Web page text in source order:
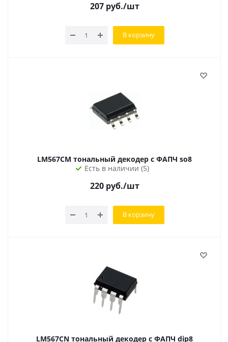
207руб./шт
В корзину
LM567CM тональный декодер с ФАПЧ so8
Есть в наличии (5)
220руб./шт
В корзину
LM567CN тональный декодер с ФАПЧ dip8